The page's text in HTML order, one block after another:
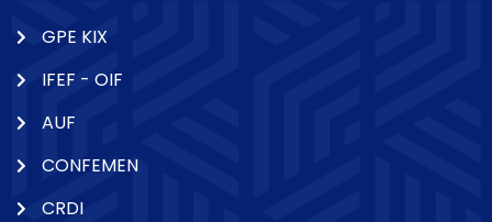
GPE KIX
IFEF - OIF
AUF
CONFEMEN
CRDI